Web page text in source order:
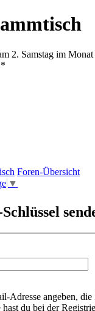
2. Samstag im
Foren-Übersicht
▼
Adresse angeben,
du bei der